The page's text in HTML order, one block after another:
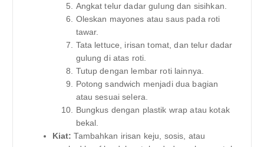
Angkat telur dadar gulung dan sisihkan.
Oleskan mayones atau saus pada roti
tawar.
Tata lettuce, irisan tomat, dan telur dadar
gulung di atas roti.
Tutup dengan lembar roti lainnya.
Potong sandwich menjadi dua bagian
atau sesuai selera.
Bungkus dengan plastik wrap atau kotak
bekal.
Kiat: Tambahkan irisan keju, sosis, atau